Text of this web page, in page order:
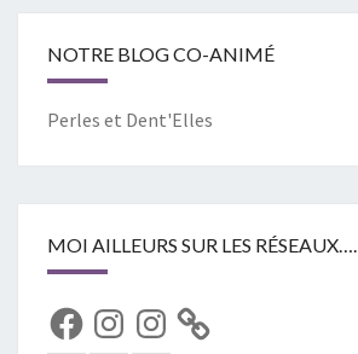
NOTRE BLOG CO-ANIMÉ
Perles et Dent'Elles
MOI AILLEURS SUR LES RÉSEAUX….
FacebookInstagramInstagram